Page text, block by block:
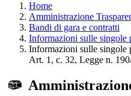
Home
Amministrazione
Bandi di gara e contratti
Informazioni sulle singole
Informazioni sulle singole
Art. 1, c. 32, Legge n.